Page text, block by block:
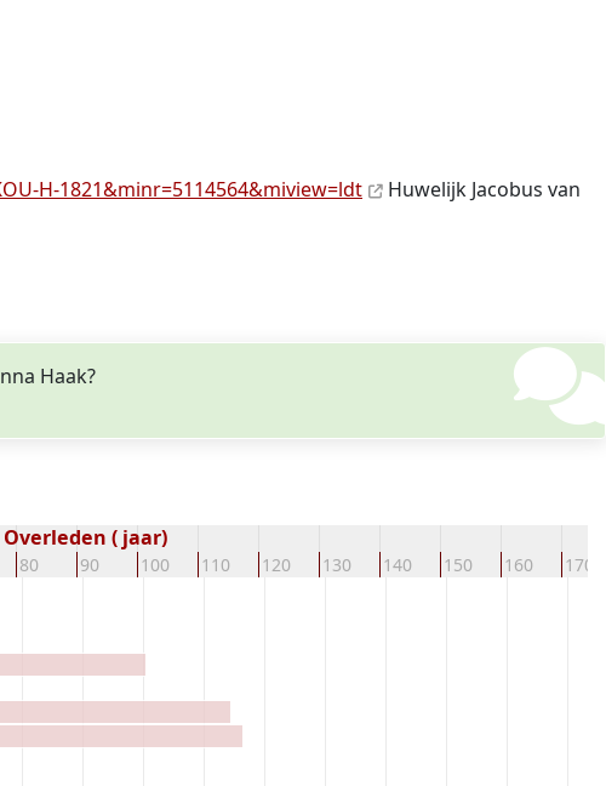
H-1821&minr=5114564&miview=ldt
Huwelijk Jacobus van
Haak?
80 90 100 110 120 130 140 150 160 170
Overleden ( jaar)